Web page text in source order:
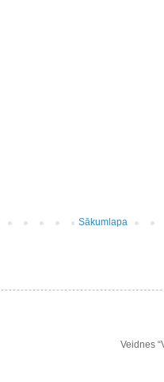
Sākumlapa
Veidnes